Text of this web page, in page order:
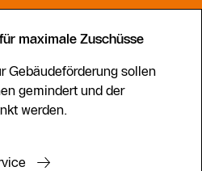
gilt.
maximale Zuschüsse
Gebäudeförderung sollen
gemindert und der
werden.